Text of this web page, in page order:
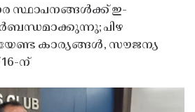
സ്ഥാപനങ്ങൾക്ക് ഇ-
പിഴ
കാര്യങ്ങൾ, സൗജന്യ
ന്